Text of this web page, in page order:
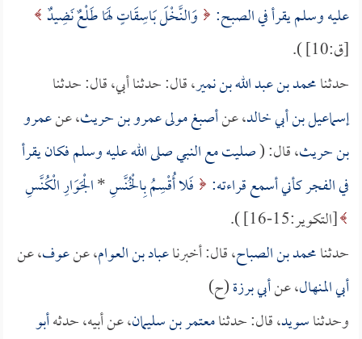
عليه وسلم يقرأ في الصبح:
وَالنَّخْلَ بَاسِقَاتٍ لَهَا طَلْعٌ نَضِيدٌ
[ق:10] ).
حدثنامحمد بن عبد الله بن نمير، قال: حدثنا أبي، قال: حدثنا
إسماعيل بن أبي خالد، عنأصبغ مولى عمرو بن حريث، عنعمرو
بن حريث، قال: (صليت مع النبي صلى الله عليه وسلم فكان يقرأ
في الفجر كأني أسمع قراءته:
فَلا أُقْسِمُ بِالْخُنَّسِ*الْجَوَارِ الْكُنَّسِ
[التكوير:15-16] ).
حدثنامحمد بن الصباح، قال: أخبرناعباد بن العوام، عنعوف، عن
أبي المنهال، عنأبي برزة(ح)
وحدثناسويد، قال: حدثنامعتمر بن سليمان، عن أبيه، حدثهأبو